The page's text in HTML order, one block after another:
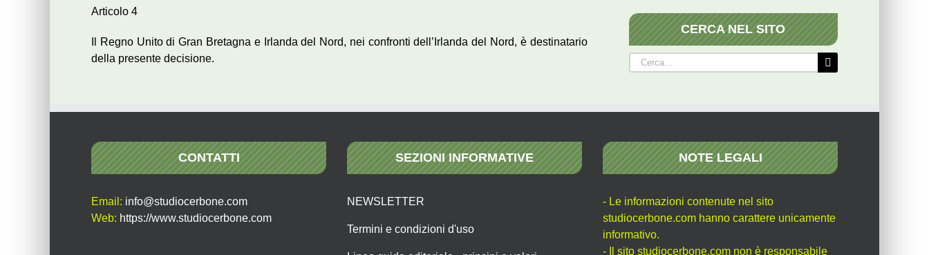
Articolo 4
Il Regno Unito di Gran Bretagna e Irlanda del Nord, nei confronti dell’Irlanda del Nord, è destinatario
della presente decisione.
CERCA NEL SITO
Cerca
per:
CONTATTI
Email: info@studiocerbone.com
Web: https://www.studiocerbone.com
SEZIONI INFORMATIVE
NEWSLETTER
Termini e condizioni d'uso
NOTE LEGALI
- Le informazioni contenute nel sito
studiocerbone.com hanno carattere unicamente
informativo.
- Il sito studiocerbone.com non è responsabile